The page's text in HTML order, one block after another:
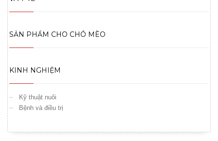
SẢN PHẨM CHO CHÓ MÈO
KINH NGHIỆM
Kỹ thuật nuôi
Bệnh và điều trị